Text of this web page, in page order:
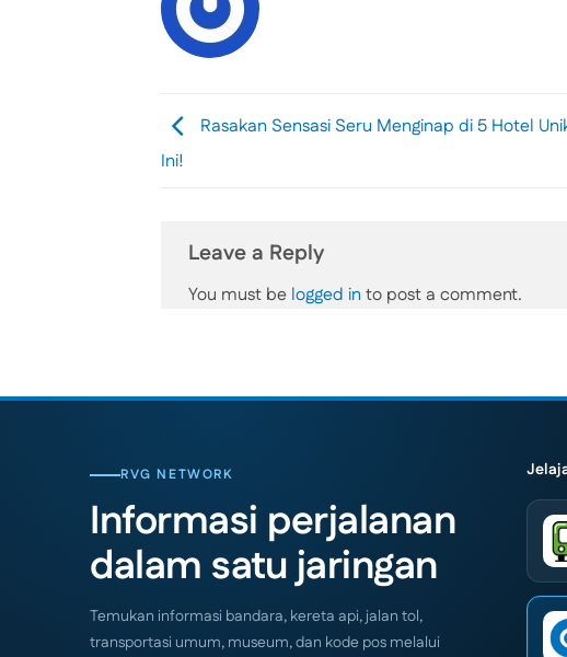
Rasakan Sensasi Seru Menginap di 5 Hotel
Ini!
Leave a Reply
You must be logged in to post a comment.
RVG NETWORK
Informasi perjalanan
dalam satu jaringan
Temukan informasi bandara, kereta api, jalan tol,
transportasi umum, museum, dan kode pos melalui